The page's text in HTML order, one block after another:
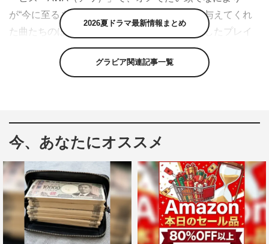
が“今に至るまで、幼い頃からいろんな影響を与えてくれ
た曲たちのほんの一部日本編”をテーマに選曲したプレイ
リストと、その選曲理由を語ったテキストコメントが公開
の。“今に至るまで、幼い頃からいろんな影響を与えてく
れた曲たちのほんの一部日本編”をテーマに楽曲がセレク
スピッツ「ロビンソン」、シャ乱Q「シングルベッド」
「ズルい女」、JUDY AND MARY「Hello! Orange
Sunshine」など、90年代の邦楽メガヒットナンバーを中
心に選曲。そのほか、BOOWY「B・BLUE」、うしろゆ
2026夏ドラマ最新情報まとめ
グラビア関連記事一覧
今、あなたにオススメ